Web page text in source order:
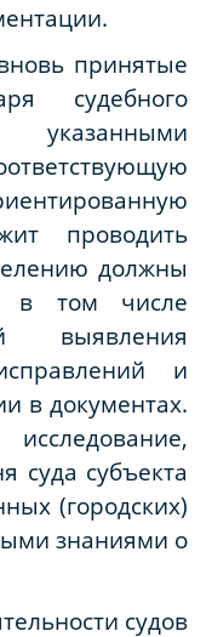
принятые
судебного
указанными
проводить
должны
в том числе
выявления
и
в документах.
суда субъекта
(городских)
знаниями о
судов